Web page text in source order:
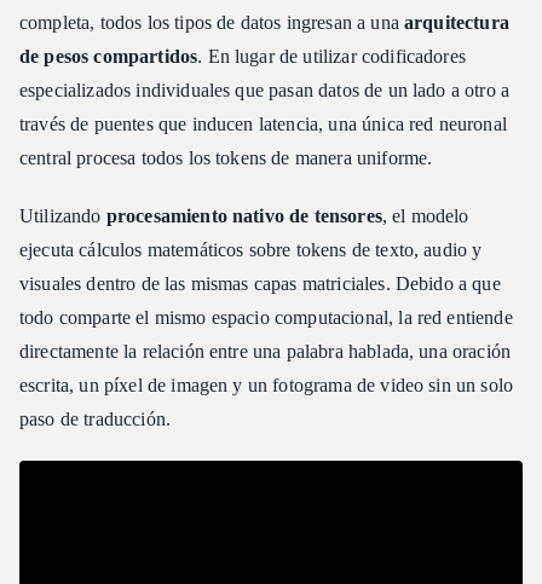
completa, todos los tipos de datos ingresan a unaarquitectura
de pesos compartidos. En lugar de utilizar codificadores
especializados individuales que pasan datos de un lado a otro a
través de puentes que inducen latencia, una única red neuronal
central procesa todos los tokens de manera uniforme.
Utilizando procesamiento nativo de tensores, el modelo
ejecuta cálculos matemáticos sobre tokens de texto, audio y
visuales dentro de las mismas capas matriciales. Debido a que
todo comparte el mismo espacio computacional, la red entiende
directamente la relación entre una palabra hablada, una oración
escrita, un píxel de imagen y un fotograma de video sin un solo
paso de traducción.